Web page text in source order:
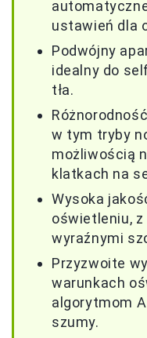
ustawień dla
Podwójny
idealny do
tła.
w tym tryby
możliwością
klatkach na
Wysoka
oświetleniu,
wyraźnymi
Przyzwoite
warunkach
algorytmom
szumy.